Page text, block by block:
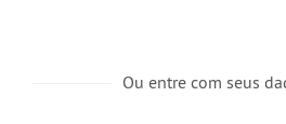
Ou entre com seus